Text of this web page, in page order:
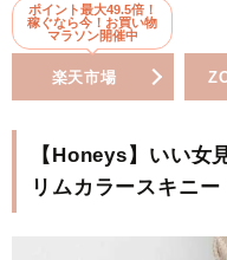
ポイント最大49.5倍！
稼ぐなら今！お買い物
マラソン開催中
楽天市場
【Honeys】いい女
リムカラースキニー